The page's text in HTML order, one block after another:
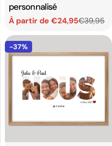
personnalisé
Prix
de
vente
À partir de €24,95
Prix
habituel
€39,95
-37%